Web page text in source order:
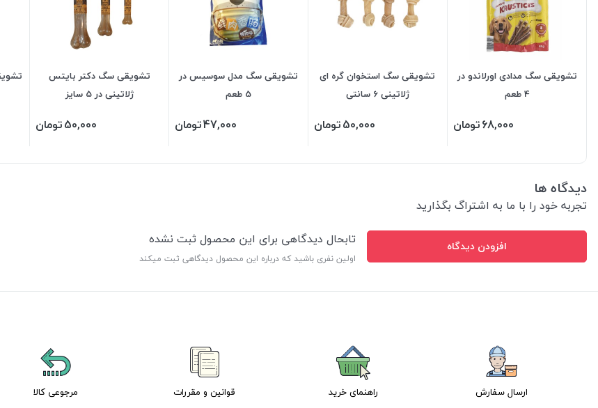
تشویقی سگ مدادی اورلاندو در
4 طعم
68,000تومان
تشویقی سگ استخوان گره ای
ژلاتینی 6 سانتی
50,000تومان
تشویقی سگ مدل سوسیس در
5 طعم
47,000تومان
تشویقی سگ دکتر بایتس
ژلاتینی در 5 سایز
50,000تومان
دیدگاه ها
تجربه خود را با ما به اشتراگ بگذارید
افزودن دیدگاه تابحال دیدگاهی برای این محصول ثبت نشده
اولین نفری باشید که درباره این محصول دیدگاهی ثبت میکند
ارسال سفارش راهنمای خرید قوانین و مقررات مرجوعی کالا